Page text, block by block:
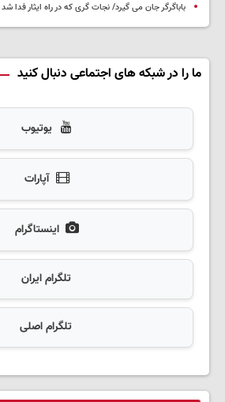
باباگرگر جان می گیرد/ نجات گری که در راه ایثار فدا شد
ما را در شبکه های اجتماعی دنبال کنید
یوتیوب
آپارات
اینستاگرام
تلگرام ایران
تلگرام اصلی